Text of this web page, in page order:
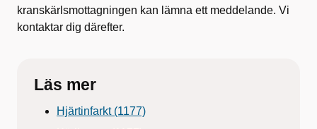
kranskärlsmottagningen kan lämna ett meddelande. Vi
kontaktar dig därefter.
Läs mer
Hjärtinfarkt (1177)